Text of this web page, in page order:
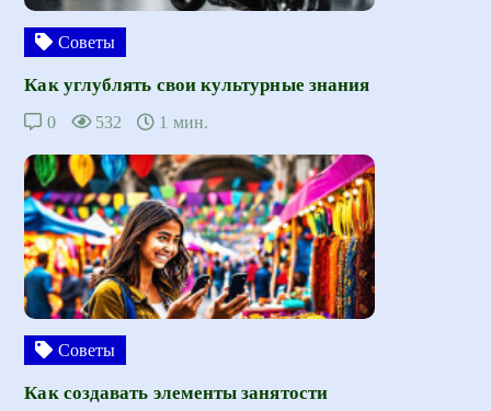
Советы
Как углублять свои культурные знания
0 532 1 мин.
Советы
Как создавать элементы занятости